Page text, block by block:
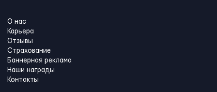
О нас
Карьера
Отзывы
Страхование
Баннерная реклама
Наши награды
Контакты